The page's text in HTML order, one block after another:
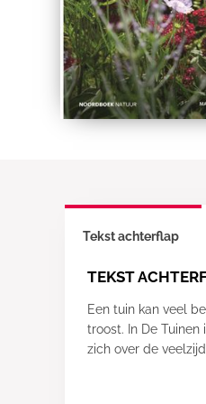
Tekst achterflap
TEKST
Een tuin kan veel
troost. In De
zich over de